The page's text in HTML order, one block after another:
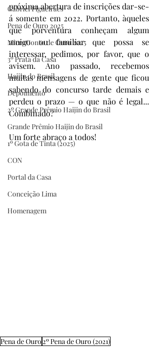
Gabriel Figueiraes
Pena de Ouro 2025
MicroConto de Ouro 2025
3º Prata da Casa
Haijin do Brasil
Depoimento
2º Grande Prêmio Haijin do Brasil
Grande Prêmio Haijin do Brasil
1º Gota de Tinta (2025)
CON
Portal da Casa
Conceição Lima
Homenagem
próxima abertura de inscrições dar-se-
á somente em 2022. Portanto, àqueles
que porventura conheçam algum
amigo ou familiar que possa se
interessar, pedimos, por favor, que o
avisem. Ano passado, recebemos
muitas mensagens de gente que ficou
sabendo do concurso tarde demais e
perdeu o prazo — o que não é legal...
Combinado?
Um forte abraço a todos!
Pena de Ouro2º Pena de Ouro (2021)